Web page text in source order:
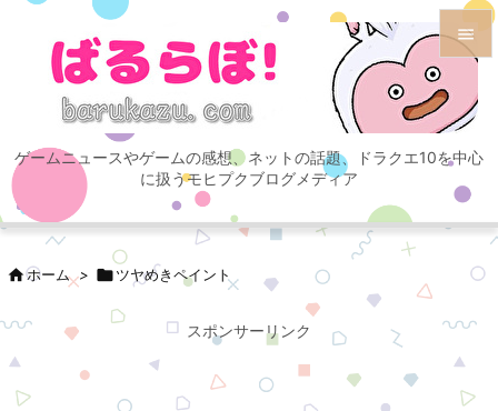
ゲームニュースやゲームの感想、ネットの話題、ドラクエ10を中心
に扱うモヒプクブログメディア

メニュ

サイド

次へ
検索
ホーム > ツヤめきペイント
スポンサーリンク